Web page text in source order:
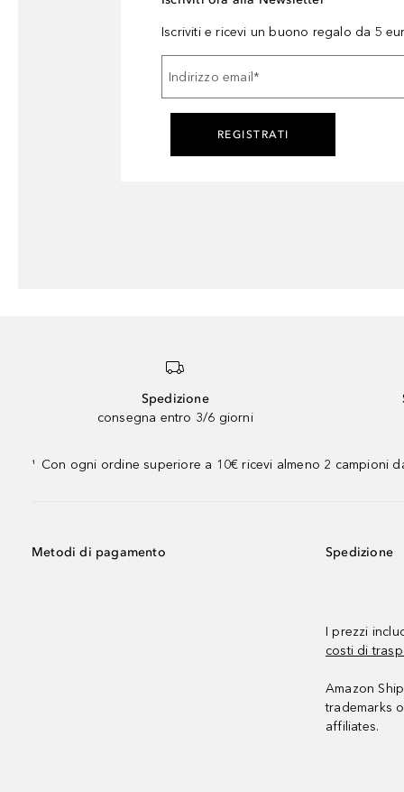
Iscriviti e ricevi un buono regalo da 5
Indirizzo email *
REGISTRATI
Spedizione
consegna entro 3/6 giorni
¹ Con ogni ordine superiore a 10€ ricevi almeno 2 campioni
Metodi di pagamento Spedizione
I prezzi
costi di
Amazon
trademarks
affiliates.